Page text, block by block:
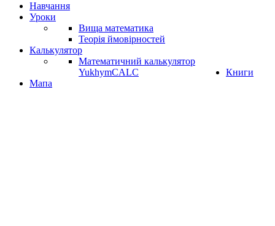
Навчання
Уроки
Вища математика
Теорія ймовірностей
Калькулятор
Математичний калькулятор
YukhymCALC
Книги
Мапа